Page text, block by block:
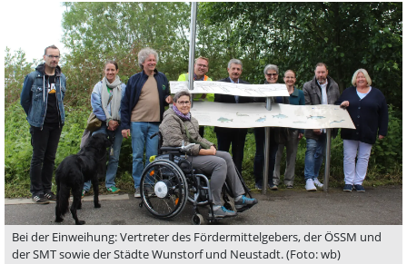
Bei der Einweihung: Vertreter des Fördermittelgebers, der ÖSSM und
der SMT sowie der Städte Wunstorf und Neustadt. (Foto: wb)